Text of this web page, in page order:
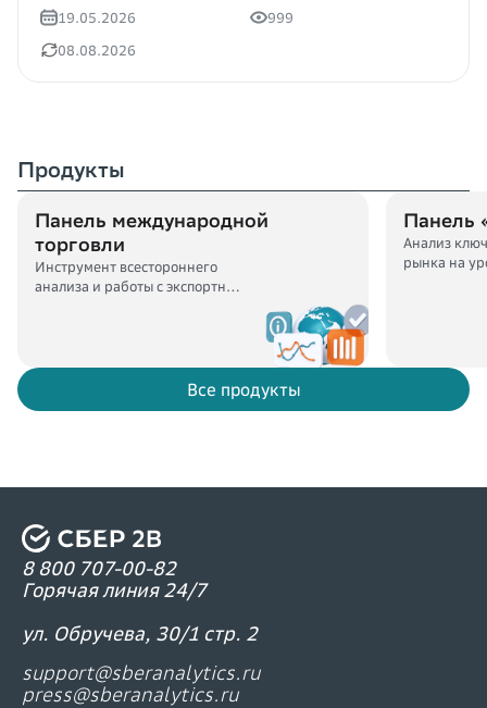
19.05.2026
999
08.08.2026
Продукты
Панель международной
торговли
Инструмент всестороннего
анализа и работы с экспортно-
Панель
Анализ
рынка на
Все продукты
8 800 707-00-82
Горячая линия 24/7
ул. Обручева, 30/1 стр. 2
support@sberanalytics.ru
press@sberanalytics.ru
Анализ локации (1)
Аналитика региона (0)
Ритейл (0)
Блог — Портрет клиента (1)
Блог — Сегментация целевой аудитории (1)